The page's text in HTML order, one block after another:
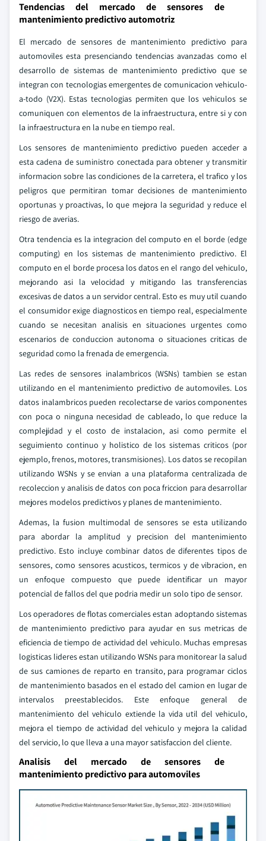
Tendencias del mercado de sensores de
mantenimiento predictivo automotriz
El mercado de sensores de mantenimiento predictivo para
automoviles esta presenciando tendencias avanzadas como el
desarrollo de sistemas de mantenimiento predictivo que se
integran con tecnologias emergentes de comunicacion vehiculo-
a-todo (V2X). Estas tecnologias permiten que los vehiculos se
comuniquen con elementos de la infraestructura, entre si y con
la infraestructura en la nube en tiempo real.
Los sensores de mantenimiento predictivo pueden acceder a
esta cadena de suministro conectada para obtener y transmitir
informacion sobre las condiciones de la carretera, el trafico y los
peligros que permitiran tomar decisiones de mantenimiento
oportunas y proactivas, lo que mejora la seguridad y reduce el
riesgo de averias.
Otra tendencia es la integracion del computo en el borde (edge
computing) en los sistemas de mantenimiento predictivo. El
computo en el borde procesa los datos en el rango del vehiculo,
mejorando asi la velocidad y mitigando las transferencias
excesivas de datos a un servidor central. Esto es muy util cuando
el consumidor exige diagnosticos en tiempo real, especialmente
cuando se necesitan analisis en situaciones urgentes como
escenarios de conduccion autonoma o situaciones criticas de
seguridad como la frenada de emergencia.
Las redes de sensores inalambricos (WSNs) tambien se estan
utilizando en el mantenimiento predictivo de automoviles. Los
datos inalambricos pueden recolectarse de varios componentes
con poca o ninguna necesidad de cableado, lo que reduce la
complejidad y el costo de instalacion, asi como permite el
seguimiento continuo y holistico de los sistemas criticos (por
ejemplo, frenos, motores, transmisiones). Los datos se recopilan
utilizando WSNs y se envian a una plataforma centralizada de
recoleccion y analisis de datos con poca friccion para desarrollar
mejores modelos predictivos y planes de mantenimiento.
Ademas, la fusion multimodal de sensores se esta utilizando
para abordar la amplitud y precision del mantenimiento
predictivo. Esto incluye combinar datos de diferentes tipos de
sensores, como sensores acusticos, termicos y de vibracion, en
un enfoque compuesto que puede identificar un mayor
potencial de fallos del que podria medir un solo tipo de sensor.
Los operadores de flotas comerciales estan adoptando sistemas
de mantenimiento predictivo para ayudar en sus metricas de
eficiencia de tiempo de actividad del vehiculo. Muchas empresas
logisticas lideres estan utilizando WSNs para monitorear la salud
de sus camiones de reparto en transito, para programar ciclos
de mantenimiento basados en el estado del camion en lugar de
intervalos preestablecidos. Este enfoque general de
mantenimiento del vehiculo extiende la vida util del vehiculo,
mejora el tiempo de actividad del vehiculo y mejora la calidad
del servicio, lo que lleva a una mayor satisfaccion del cliente.
Analisis del mercado de sensores de
mantenimiento predictivo para automoviles